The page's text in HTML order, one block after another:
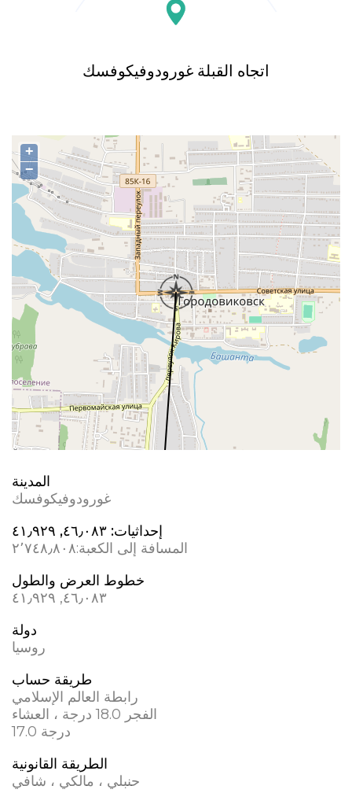
اتجاه القبلة غورودوفيكوفسك
+
−
المدينة
غورودوفيكوفسك
إحداثيات: ٤٦٫٠٨٣, ٤١٫٩٢٩
المسافة إلى الكعبة:٢٬٧٤٨٫٨٠٨
خطوط العرض والطول
٤٦٫٠٨٣, ٤١٫٩٢٩
دولة
روسيا
طريقة حساب
رابطة العالم الإسلامي
الفجر 18.0 درجة ، العشاء
17.0 درجة
الطريقة القانونية
حنبلي ، مالكي ، شافي